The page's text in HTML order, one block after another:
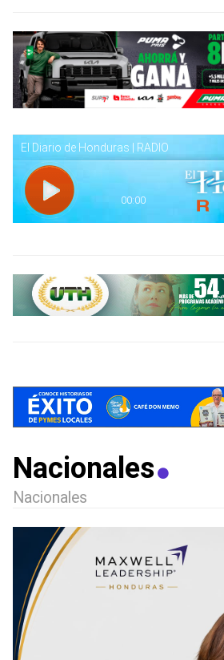
Nacionales
Nacionales